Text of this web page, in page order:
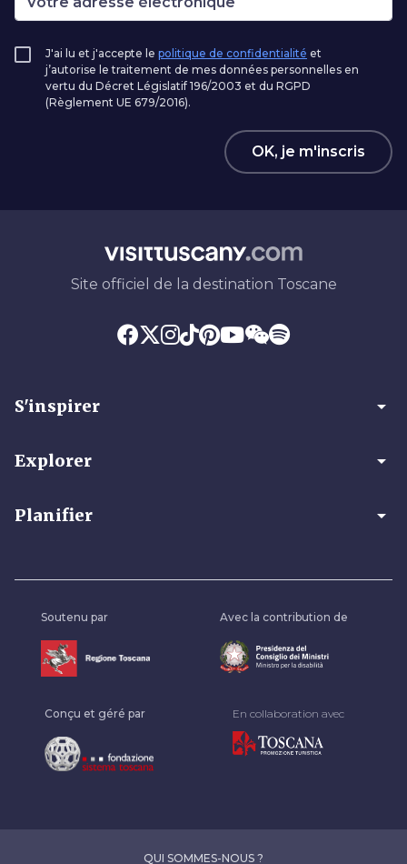
J'ai lu et j'accepte le politique de confidentialité et
j’autorise le traitement de mes données personnelles en
vertu du Décret Législatif 196/2003 et du RGPD
(Règlement UE 679/2016).
OK, je m'inscris
Site officiel de la destination Toscane
S'inspirer arrow_drop_down
Explorer arrow_drop_down
Planifier arrow_drop_down
Soutenu par Avec la contribution de
Conçu et géré par En collaboration avec
QUI SOMMES-NOUS ?